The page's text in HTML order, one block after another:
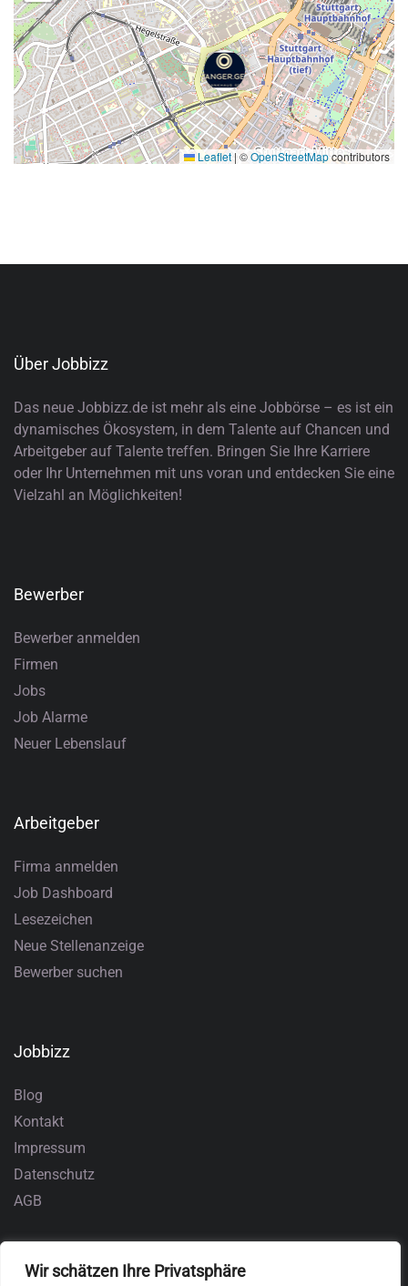
Wir schätzen Ihre Privatsphäre
Leaflet| ©OpenStreetMapcontributors
Über Jobbizz
Das neue Jobbizz.de ist mehr als eine Jobbörse – es ist ein
dynamisches Ökosystem, in dem Talente auf Chancen und
Arbeitgeber auf Talente treffen. Bringen Sie Ihre Karriere
oder Ihr Unternehmen mit uns voran und entdecken Sie eine
Vielzahl an Möglichkeiten!
Bewerber
Bewerber anmelden
Firmen
Jobs
Job Alarme
Neuer Lebenslauf
Arbeitgeber
Firma anmelden
Job Dashboard
Lesezeichen
Neue Stellenanzeige
Bewerber suchen
Jobbizz
Blog
Kontakt
Impressum
Datenschutz
AGB